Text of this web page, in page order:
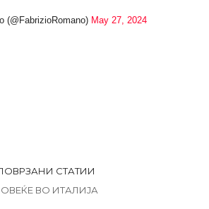
(@FabrizioRomano) May 27, 2024
СТАТИИ
ВО ИТАЛИЈА